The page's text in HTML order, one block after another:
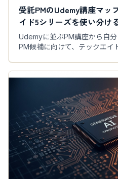
受託PMのUdemy講座マ
イド5シリーズを使い分け
Udemyに並ぶPM講座から自分
PM候補に向けて、テックエイ